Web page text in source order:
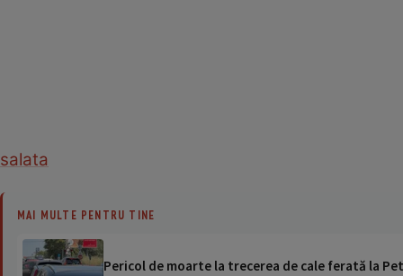
salata
MAI MULTE PENTRU TINE
Pericol de moarte la trecerea de cale ferată la